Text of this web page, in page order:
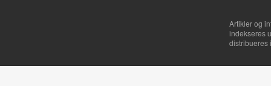
Artikler og
indekseres
distribueres